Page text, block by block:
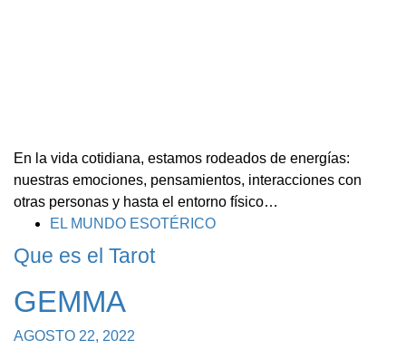
En la vida cotidiana, estamos rodeados de energías:
nuestras emociones, pensamientos, interacciones con
otras personas y hasta el entorno físico…
TAGSEL MUNDO ESOTÉRICO
Que es el Tarot
GEMMA
AGOSTO 22, 2022